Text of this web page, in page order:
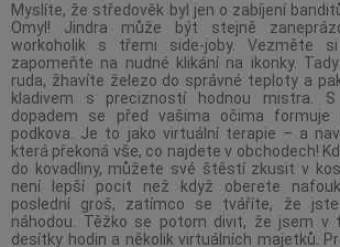
Myslíte, že středověk byl jen o zabíjení
Omyl! Jindra může být stejně
workoholik s třemi side-joby. Vezměte
zapomeňte na nudné klikání na ikonky.
ruda, žhavíte železo do správné teploty a
kladivem s precizností hodnou mistra. S
dopadem se před vašima očima formuje
podkova. Je to jako virtuální terapie – a
která překoná vše, co najdete v obchodech!
do kovadliny, můžete své štěstí zkusit v
není lepší pocit než když oberete
poslední groš, zatímco se tváříte, že
náhodou. Těžko se potom divit, že jsem v
desítky hodin a několik virtuálních majetků.